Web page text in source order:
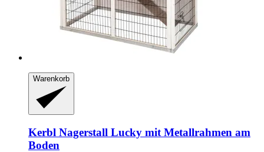
Warenkorb
Kerbl Nagerstall Lucky mit Metallrahmen am
Boden